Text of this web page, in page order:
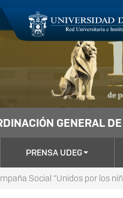
GENERAL
PRENSA UDEG
Social “Unidos por los